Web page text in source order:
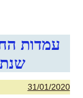
עמדות
שנת 2019
31/01/2020